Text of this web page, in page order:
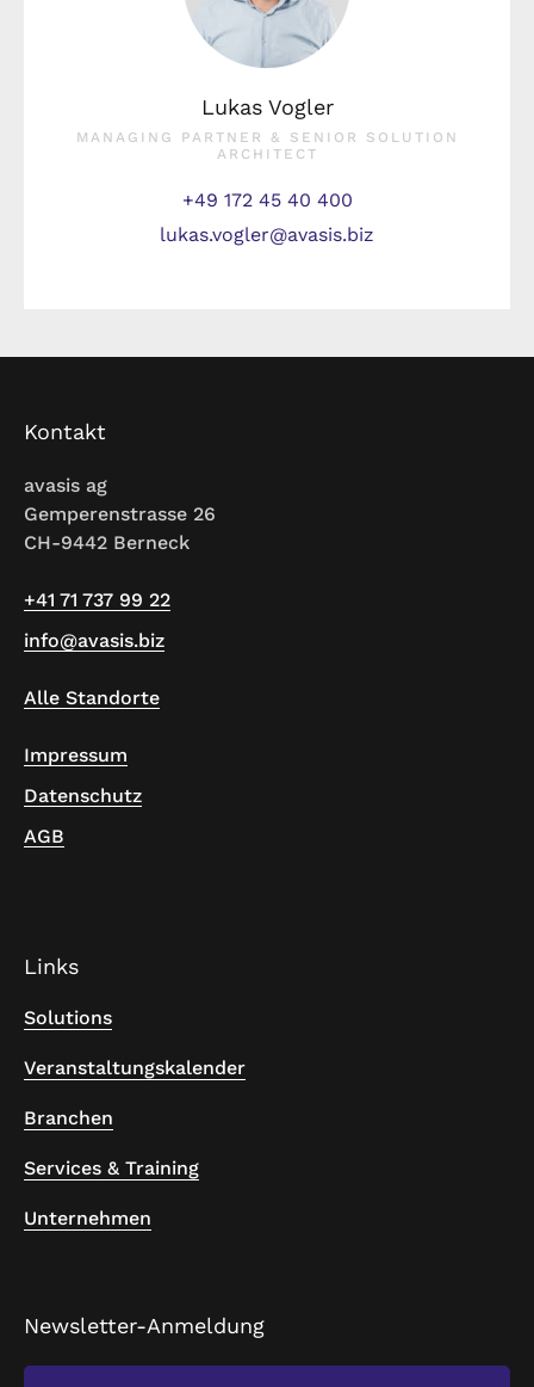
Lukas Vogler
MANAGING PARTNER & SENIOR SOLUTION
ARCHITECT
+49 172 45 40 400
lukas.vogler@avasis.biz
Kontakt
avasis ag
Gemperenstrasse 26
CH-9442 Berneck
+41 71 737 99 22
info@avasis.biz
Alle Standorte
Impressum
Datenschutz
AGB
Links
Solutions
Veranstaltungskalender
Branchen
Services & Training
Unternehmen
Newsletter-Anmeldung